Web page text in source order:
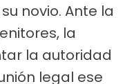
novio. Ante la
la
la autoridad
legal ese